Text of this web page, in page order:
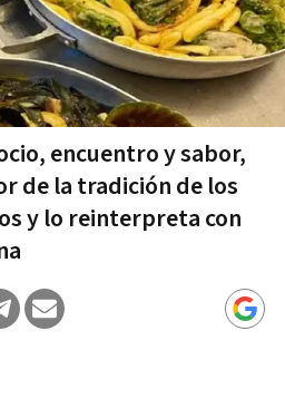
encuentro y sabor,
de la tradición de los
y lo reinterpreta con